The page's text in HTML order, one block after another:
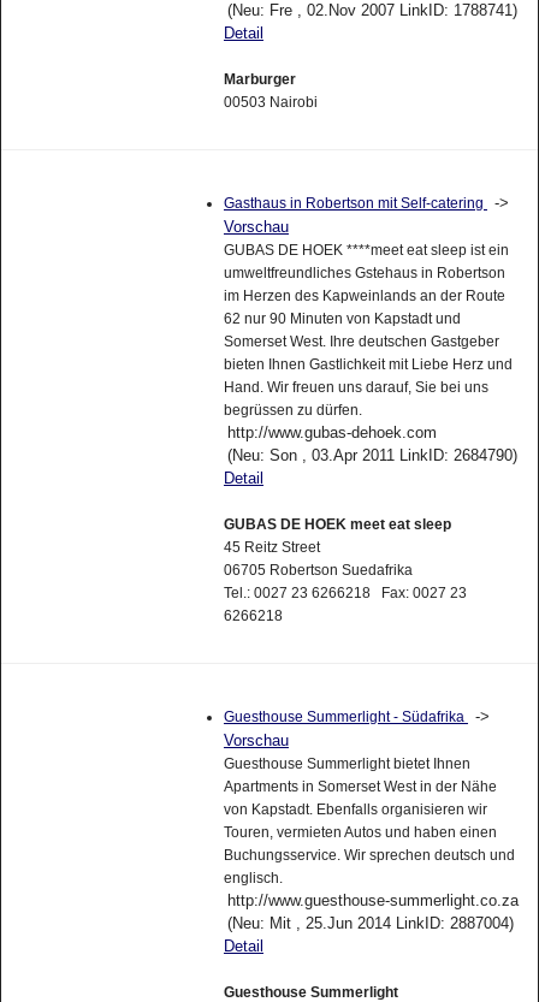
(Neu: Fre , 02.Nov 2007 LinkID: 1788741)
Detail
Marburger
00503 Nairobi
Gasthaus in Robertson mit Self-catering
->
Vorschau
GUBAS DE HOEK ****meet eat sleep ist ein
umweltfreundliches Gstehaus in Robertson
im Herzen des Kapweinlands an der Route
62 nur 90 Minuten von Kapstadt und
Somerset West. Ihre deutschen Gastgeber
bieten Ihnen Gastlichkeit mit Liebe Herz und
Hand. Wir freuen uns darauf, Sie bei uns
begrüssen zu dürfen.
http://www.gubas-dehoek.com
(Neu: Son , 03.Apr 2011 LinkID: 2684790)
Detail
GUBAS DE HOEK meet eat sleep
45 Reitz Street
06705 Robertson Suedafrika
Tel.: 0027 23 6266218 Fax: 0027 23
6266218
Guesthouse Summerlight - Südafrika
->
Vorschau
Guesthouse Summerlight bietet Ihnen
Apartments in Somerset West in der Nähe
von Kapstadt. Ebenfalls organisieren wir
Touren, vermieten Autos und haben einen
Buchungsservice. Wir sprechen deutsch und
englisch.
http://www.guesthouse-summerlight.co.za
(Neu: Mit , 25.Jun 2014 LinkID: 2887004)
Detail
Guesthouse Summerlight